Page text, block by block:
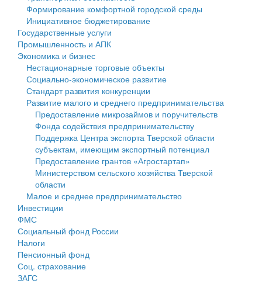
Государственные услуги
Промышленность и АПК
Экономика и бизнес
Символика
Устав
Гостям округа
Туризм
Культура
Образование
Здравоохранение
Социальная защита
Фотоальбом
муниципального округа Тверской области
Администрация Кашинского муниципального округа
Тверской области
Управление сельскими территориями
Открытые данные
Работа с обращениями граждан
Муниципальный контроль
Муниципальные услуги
Проекты административных регламентов
Антимонопольный комплаенс
Противодействие коррупции
Финансовое управление
Бюджет для граждан
Имущество
Выявление правообладателей ранее учтенных
объектов недвижимости
Имущественная поддержка субъектов малого и
среднего предпринимательства
Информационная поддержка субъектов малого и
среднего предпринимательства
Муниципальные программы
Контрольно-счетная палата
Персональные данные
Формирование комфортной городской среды
Инициативное бюджетирование
Государственные услуги
Промышленность и АПК
Экономика и бизнес
Нестационарные торговые объекты
Социально-экономическое развитие
Стандарт развития конкуренции
Развитие малого и среднего предпринимательства
Предоставление микрозаймов и поручительств
Фонда содействия предпринимательству
Поддержка Центра экспорта Тверской области
субъектам, имеющим экспортный потенциал
Предоставление грантов «Агростартап»
Министерством сельского хозяйства Тверской
области
Малое и среднее предпринимательство
Инвестиции
ФМС
Социальный фонд России
Налоги
Пенсионный фонд
Соц. страхование
ЗАГС